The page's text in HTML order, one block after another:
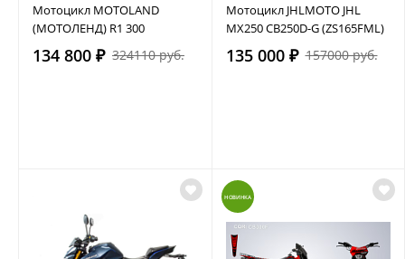
Мотоцикл MOTOLAND
(МОТОЛЕНД) R1 300
134 800 ₽ 324110 руб.
Мотоцикл JHLMOTO JHL
MX250 CB250D-G (ZS165FML)
135 000 ₽ 157000 руб.
НОВИНКА